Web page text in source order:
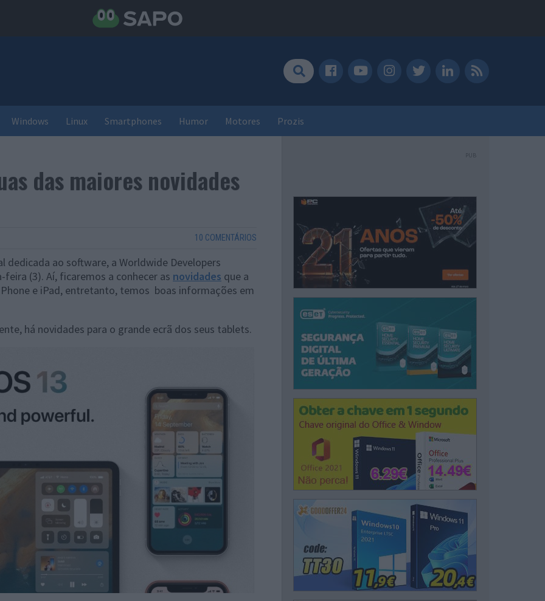
Windows Linux Smartphones Humor Motores Prozis
das maiores novidades
10 COMENTÁRIOS
dedicada ao software, a Worldwide Developers
feira (3). Aí, ficaremos a conhecer as novidades que a
e iPad, entretanto, temos boas informações em
há novidades para o grande ecrã dos seus tablets.
PUB